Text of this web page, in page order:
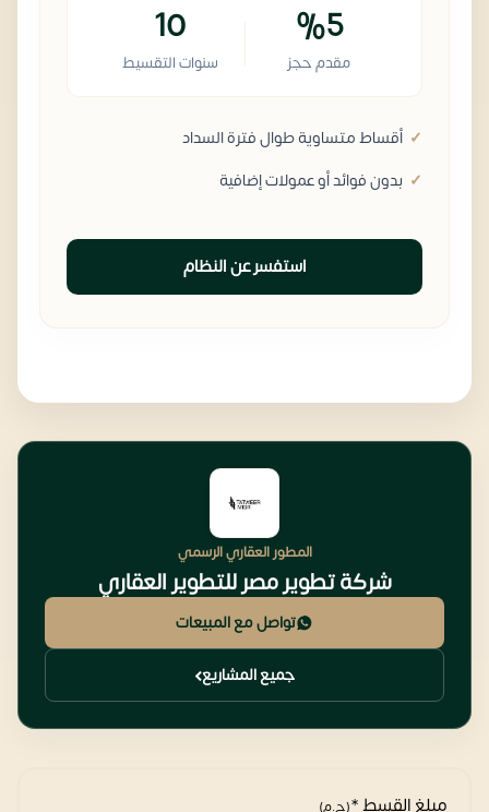
%5
مقدم حجز
10
سنوات التقسيط
أقساط متساوية طوال فترة السداد
بدون فوائد أو عمولات إضافية
استفسر عن النظام
المطور العقاري الرسمي
شركة تطوير مصر للتطوير العقاري
تواصل مع المبيعات
جميع المشاريع
مبلغ القسط *(ج.م)